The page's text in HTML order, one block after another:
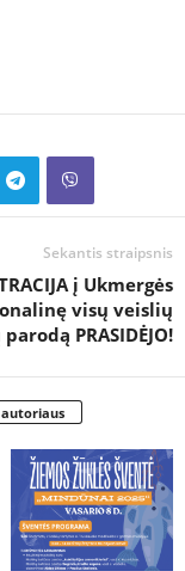
Sekantis straipsnis
į Ukmergės
visų veislių
PRASIDĖJO!
autoriaus